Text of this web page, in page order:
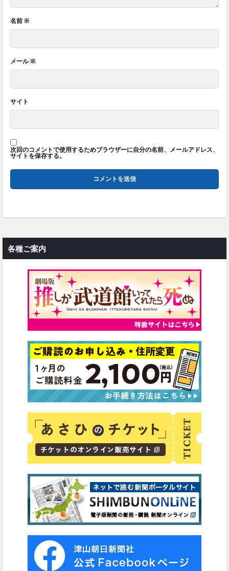
名前 ※
メール※
サイト
次回のコメントで使用するためブラウザーに自分の名前、メールアドレス、
サイトを保存する。
各種ご案内